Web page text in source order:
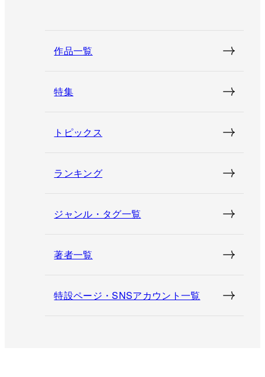
作品一覧
特集
トピックス
ランキング
ジャンル・タグ一覧
著者一覧
特設ページ・SNSアカウント一覧